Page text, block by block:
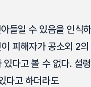
들일 수 있음을 인식
피해자가 공소외 2의
다고 볼 수 없다. 설
다고 하더라도